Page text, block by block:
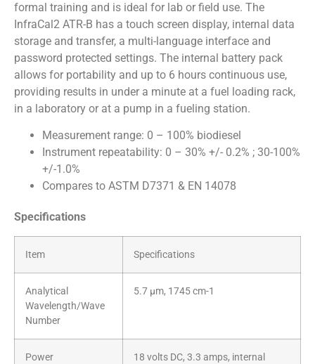
formal training and is ideal for lab or field use. The
InfraCal2 ATR-B has a touch screen display, internal data
storage and transfer, a multi-language interface and
password protected settings. The internal battery pack
allows for portability and up to 6 hours continuous use,
providing results in under a minute at a fuel loading rack,
in a laboratory or at a pump in a fueling station.
Measurement range: 0 – 100% biodiesel
Instrument repeatability: 0 – 30% +/- 0.2% ; 30-100%
+/-1.0%
Compares to ASTM D7371 & EN 14078
Specifications
Item Specifications
Analytical
Wavelength/Wave
Number
5.7 µm, 1745 cm-1
Power
18 volts DC, 3.3 amps, internal